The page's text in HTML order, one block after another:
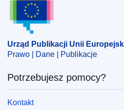
Urząd Publikacji Unii
Prawo | Dane | Publikacje
Potrzebujesz pomocy?
Kontakt